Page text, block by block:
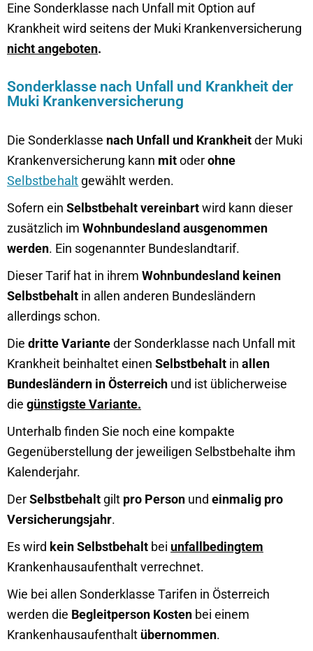
Eine Sonderklasse nach Unfall mit Option auf
Krankheit wird seitens der Muki Krankenversicherung
nicht angeboten.
Sonderklasse nach Unfall und Krankheit der
Muki Krankenversicherung
Die Sonderklasse nach Unfall und Krankheitder Muki
Krankenversicherung kann mitoderohne
Selbstbehalt gewählt werden.
Sofern ein Selbstbehalt vereinbartwird kann dieser
zusätzlich im Wohnbundesland ausgenommen
werden. Ein sogenannter Bundeslandtarif.
Dieser Tarif hat in ihrem Wohnbundesland keinen
Selbstbehalt in allen anderen Bundesländern
allerdings schon.
Die dritte Varianteder Sonderklasse nach Unfall mit
Krankheit beinhaltet einen Selbstbehalt in allen
Bundesländern in Österreich und ist üblicherweise
die günstigste Variante.
Unterhalb finden Sie noch eine kompakte
Gegenüberstellung der jeweiligen Selbstbehalte ihm
Kalenderjahr.
DerSelbstbehalt gilt pro Person und einmalig pro
Versicherungsjahr.
Es wird kein Selbstbehalt bei unfallbedingtem
Krankenhausaufenthalt verrechnet.
Wie bei allen Sonderklasse Tarifen in Österreich
werden die Begleitperson Kosten bei einem
Krankenhausaufenthalt übernommen.